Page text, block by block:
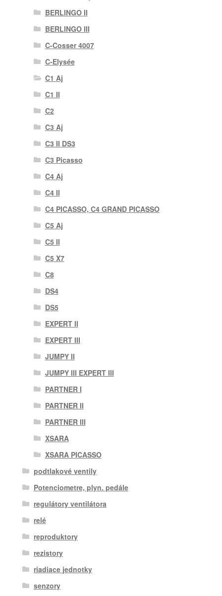
BERLINGO II
BERLINGO III
C-Cosser 4007
C-Elysée
C1 Aj
C1 II
C2
C3 Aj
C3 II DS3
C3 Picasso
C4 Aj
C4 II
C4 PICASSO, C4 GRAND PICASSO
C5 Aj
C5 II
C5 X7
C8
DS4
DS5
EXPERT II
EXPERT III
JUMPY II
JUMPY III EXPERT III
PARTNER I
PARTNER II
PARTNER III
XSARA
XSARA PICASSO
podtlakové ventily
Potenciometre, plyn. pedále
regulátory ventilátora
relé
reproduktory
rezistory
riadiace jednotky
senzory